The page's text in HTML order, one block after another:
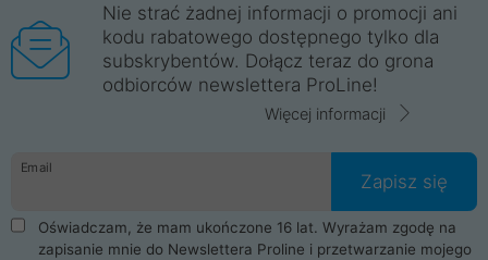
Nie strać żadnej informacji o promocji ani
kodu rabatowego dostępnego tylko dla
subskrybentów. Dołącz teraz do grona
odbiorców newslettera ProLine!
Więcej informacji
Email
Zapisz się
Oświadczam, że mam ukończone 16 lat. Wyrażam zgodę na
zapisanie mnie do Newslettera Proline i przetwarzanie mojego